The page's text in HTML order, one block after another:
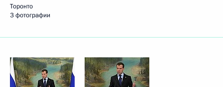
Торонто
3 фотографии